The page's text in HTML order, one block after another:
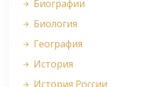
Биографии
Биология
География
История
История России